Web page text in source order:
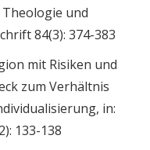
und
84(3): 374-383
mit Risiken und
zum Verhältnis
in:
133-138